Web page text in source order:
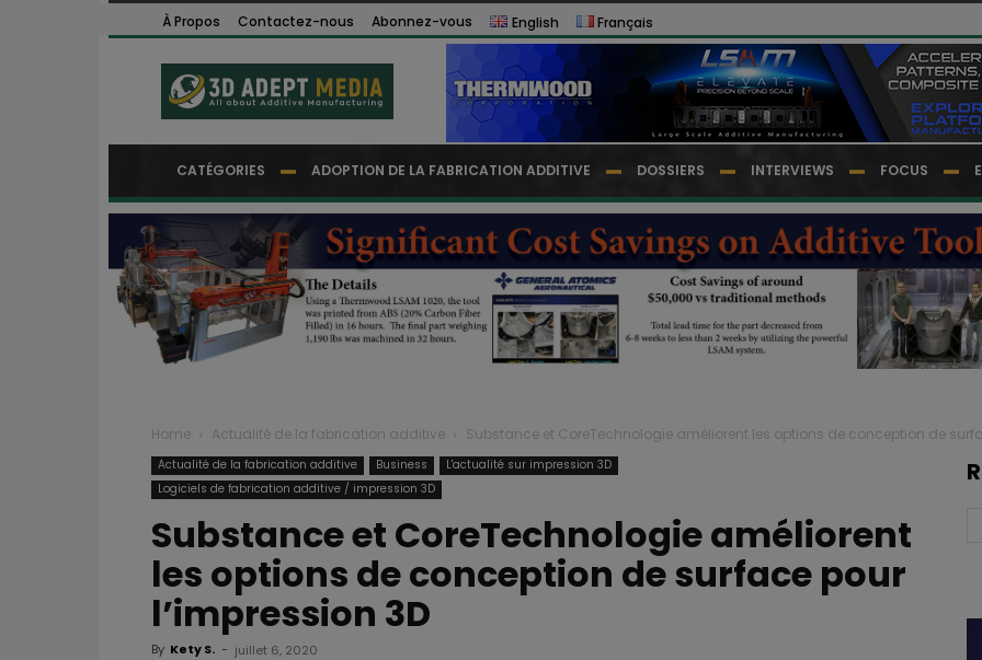
À Propos Contactez-nous Abonnez-vous English Français
CATÉGORIES ADOPTION DE LA FABRICATION ADDITIVE DOSSIERS INTERVIEWS FOCUS
Home Actualité de la fabrication additive Substance et CoreTechnologie améliorent les options de conception de
Actualité de la fabrication additive Business
L'actualité sur impression 3D
Logiciels de fabrication additive / impression 3D
Substance et CoreTechnologie améliorent
les options de conception de surface pour
l’impression 3D
By Kety S. - juillet 6, 2020